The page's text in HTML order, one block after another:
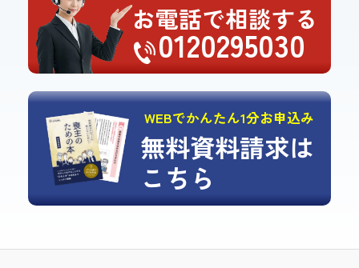
お電話で相談する
0120295030
WEBでかんたん1分お申込み
無料資料請求は
こちら